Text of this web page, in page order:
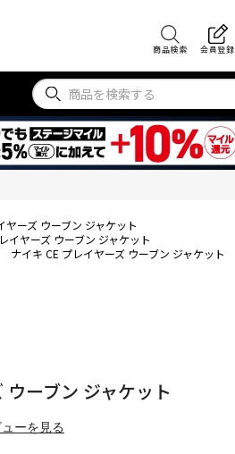
商品検索 会員登録
ヤーズ ウーブン ジャケット
イヤーズ ウーブン ジャケット
ナイキ CE プレイヤーズ ウーブン ジャケット
ウーブン ジャケット
ーを見る